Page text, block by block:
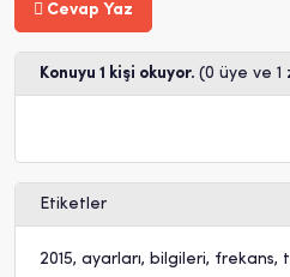
Cevap Yaz
Konuyu 1 kişi okuyor. (0 üye ve 1
Etiketler
2015, ayarları, bilgileri, frekans,